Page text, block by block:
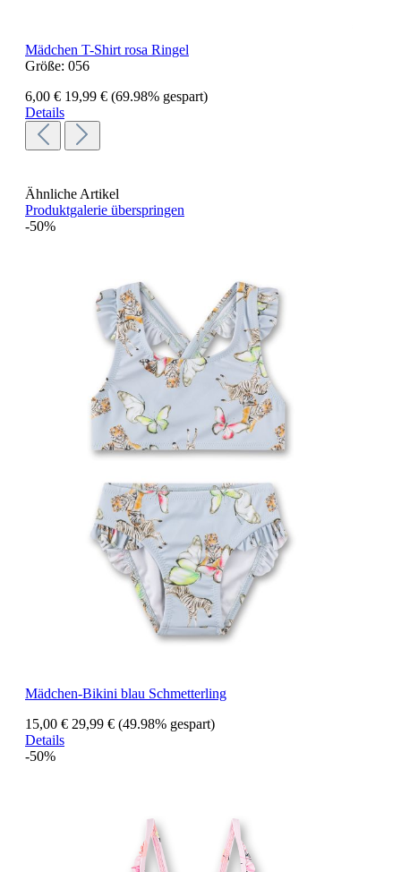
Mädchen T-Shirt rosa Ringel
Größe: 056
6,00 € 19,99 € (69.98% gespart)
Details
Ähnliche Artikel
Produktgalerie überspringen
-50%
Mädchen-Bikini blau Schmetterling
15,00 € 29,99 € (49.98% gespart)
Details
-50%